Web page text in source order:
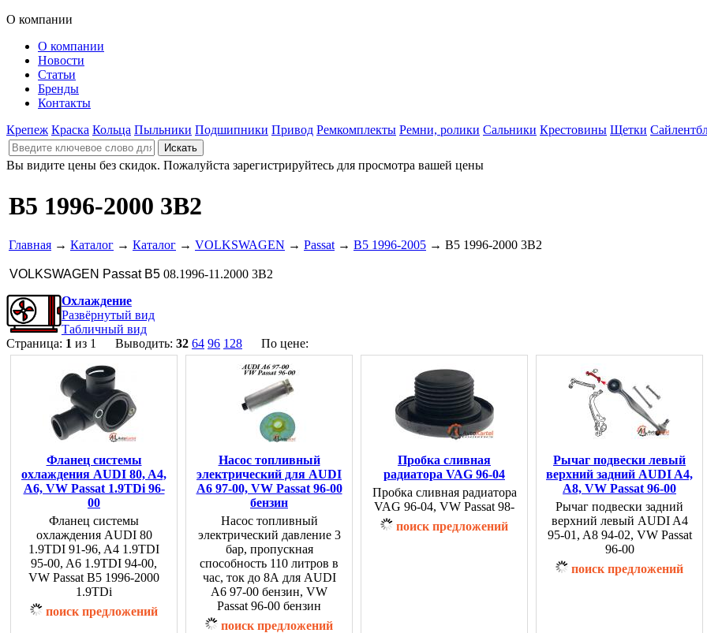
О компании
О компании
Новости
Статьи
Бренды
Контакты
Крепеж Краска Кольца Пыльники Подшипники Привод Ремкомплекты Ремни, ролики Сальники Крестовины Щетки
Вы видите цены без скидок. Пожалуйста зарегистрируйтесь для просмотра вашей цены
B5 1996-2000 3B2
Главная → Каталог → Каталог → VOLKSWAGEN → Passat → B5 1996-2005 → B5 1996-2000 3B2
VOLKSWAGEN Passat B5 08.1996-11.2000 3B2
Охлаждение
Развёрнутый вид
Табличный вид
Страница: 1 из 1 Выводить: 32 64 96 128 По цене:
Фланец системы
охлаждения AUDI 80, A4,
A6, VW Passat 1.9TDi 96-
00
Фланец системы
охлаждения AUDI 80
1.9TDI 91-96, A4 1.9TDI
95-00, A6 1.9TDI 94-00,
VW Passat B5 1996-2000
1.9TDi
поиск предложений
Насос топливный
электрический для AUDI
A6 97-00, VW Passat 96-00
бензин
Насос топливный
электрический давление 3
бар, пропускная
способность 110 литров в
час, ток до 8А для AUDI
A6 97-00 бензин, VW
Passat 96-00 бензин
поиск предложений
Пробка сливная
радиатора VAG 96-04
Пробка сливная радиатора
VAG 96-04, VW Passat 98-
поиск предложений
Рычаг подвески левый
верхний задний AUDI A4,
A8, VW Passat 96-00
Рычаг подвески задний
верхний левый AUDI A4
95-01, A8 94-02, VW Passat
96-00
поиск предложений